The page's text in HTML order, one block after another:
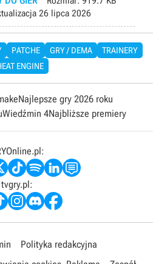
26 lipca 2026
PATCHE GRY / DEMA
TRAINERY
ENGINE
Najlepsze gry 2026 roku
Wiedźmin 4Najbliższe premiery
tvgry.pl:
Polityka redakcyjna